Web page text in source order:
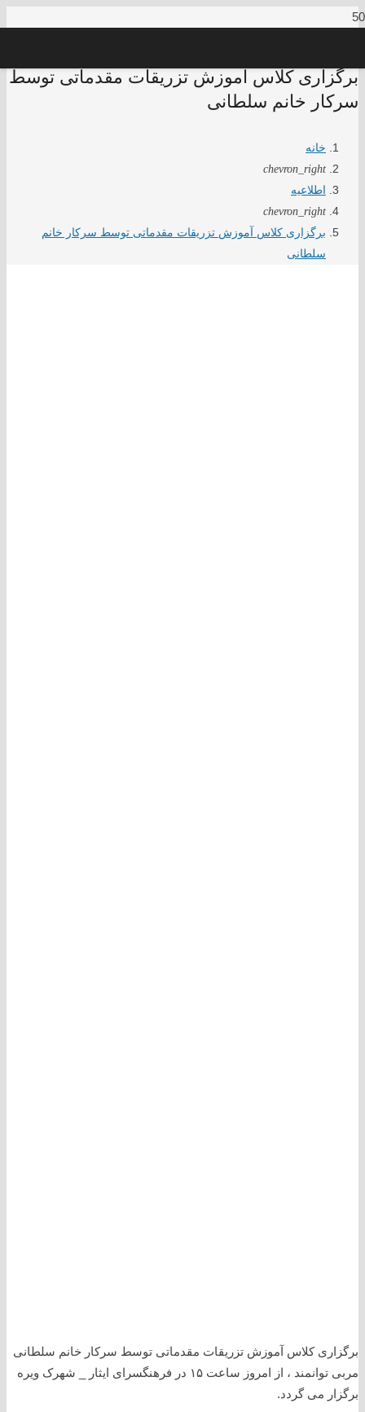
برگزاری کلاس آموزش تزریقات مقدماتی توسط
سرکار خانم سلطانی
خانه
chevron_right
اطلاعیه
chevron_right
برگزاری کلاس آموزش تزریقات مقدماتی توسط سرکار خانم
سلطانی
برگزاری کلاس آموزش تزریقات مقدماتی توسط سرکار خانم سلطانی
مربی توانمند ، از امروز ساعت ۱۵ در فرهنگسرای ایثار _ شهرک ویره
برگزار می گردد.